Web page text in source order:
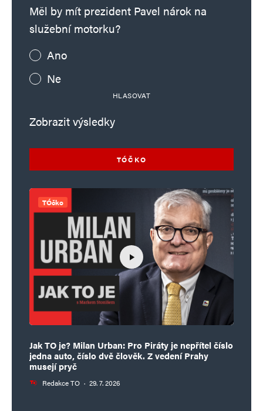
Měl by mít prezident Pavel nárok na
služební motorku?
Ano
Ne
HLASOVAT
Zobrazit výsledky
TÓČKO
TÓčko
Jak TO je? Milan Urban: Pro Piráty je nepřítel číslo
jedna auto, číslo dvě člověk. Z vedení Prahy
musejí pryč
Redakce TO · 29. 7. 2026